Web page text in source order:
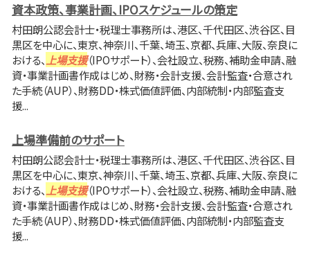
資本政策、事業計画、IPOスケジュールの策定
村田朗公認会計士・税理士事務所は、港区、千代田区、渋谷区、目
黒区を中心に、東京、神奈川、千葉、埼玉、京都、兵庫、大阪、奈良に
おける、上場支援（IPOサポート）、会社設立、税務、補助金申請、融
資・事業計画書作成はじめ、財務・会計支援、会計監査・合意され
た手続（AUP）、財務DD・株式価値評価、内部統制・内部監査支
援...
上場準備前のサポート
村田朗公認会計士・税理士事務所は、港区、千代田区、渋谷区、目
黒区を中心に、東京、神奈川、千葉、埼玉、京都、兵庫、大阪、奈良に
おける、上場支援（IPOサポート）、会社設立、税務、補助金申請、融
資・事業計画書作成はじめ、財務・会計支援、会計監査・合意され
た手続（AUP）、財務DD・株式価値評価、内部統制・内部監査支
援...